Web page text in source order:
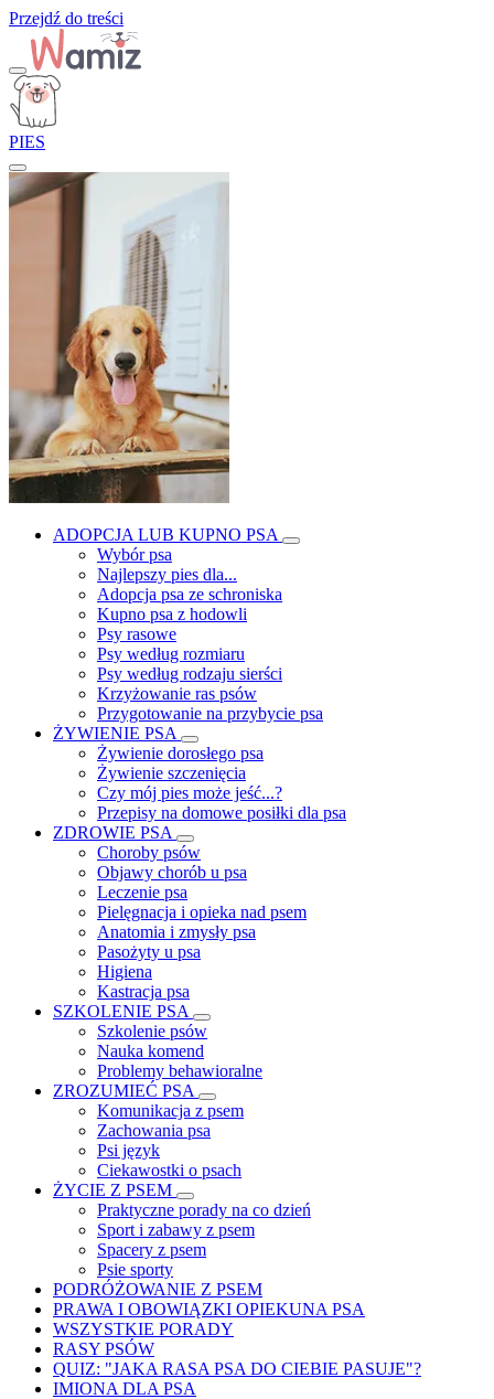
Przejdź do treści
PIES
ADOPCJA LUB KUPNO PSA
Wybór psa
Najlepszy pies dla...
Adopcja psa ze schroniska
Kupno psa z hodowli
Psy rasowe
Psy według rozmiaru
Psy według rodzaju sierści
Krzyżowanie ras psów
Przygotowanie na przybycie psa
ŻYWIENIE PSA
Żywienie dorosłego psa
Żywienie szczenięcia
Czy mój pies może jeść...?
Przepisy na domowe posiłki dla psa
ZDROWIE PSA
Choroby psów
Objawy chorób u psa
Leczenie psa
Pielęgnacja i opieka nad psem
Anatomia i zmysły psa
Pasożyty u psa
Higiena
Kastracja psa
SZKOLENIE PSA
Szkolenie psów
Nauka komend
Problemy behawioralne
ZROZUMIEĆ PSA
Komunikacja z psem
Zachowania psa
Psi język
Ciekawostki o psach
ŻYCIE Z PSEM
Praktyczne porady na co dzień
Sport i zabawy z psem
Spacery z psem
Psie sporty
PODRÓŻOWANIE Z PSEM
PRAWA I OBOWIĄZKI OPIEKUNA PSA
WSZYSTKIE PORADY
RASY PSÓW
QUIZ: "JAKA RASA PSA DO CIEBIE PASUJE"?
IMIONA DLA PSA